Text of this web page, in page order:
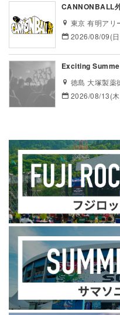
CANNONBALL
東京 有明アリ
2026/08/09(
Exciting
徳島 大塚製薬
2026/08/13(